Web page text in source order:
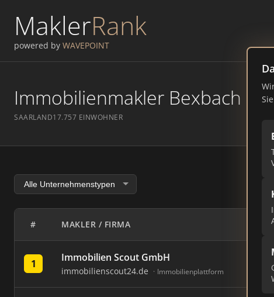
MaklerRank
powered by WAVEPOINT
Immobilienmakler Bexbach –
SAARLAND17.757 EINWOHNER
# MAKLER / FIRMA
1 Immobilien Scout GmbH
immobilienscout24.de Immobilienplattform